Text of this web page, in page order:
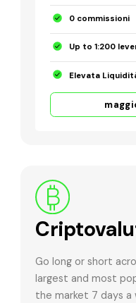
0 commissioni
Up to 1:200
Elevata
Go long or short
largest and most
the market 7 days a